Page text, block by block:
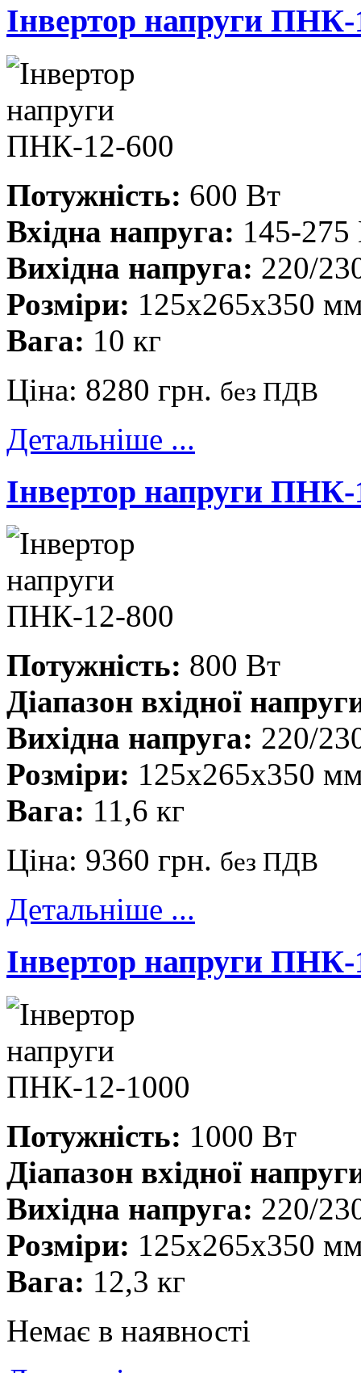
Інвертор напруги ПНК-
Потужність: 600 Вт
Вхідна напруга: 145-275
Вихідна напруга: 220/
Розміри: 125x265x350
Вага: 10 кг
Ціна: 8280 грн. без ПДВ
Детальніше ...
Інвертор напруги ПНК-
Потужність: 800 Вт
Діапазон вхідної
Вихідна напруга: 220/
Розміри: 125х265х350
Вага: 11,6 кг
Ціна: 9360 грн. без ПДВ
Детальніше ...
Інвертор напруги ПНК-
Потужність: 1000 Вт
Діапазон вхідної
Вихідна напруга: 220/
Розміри: 125x265x350
Вага: 12,3 кг
Немає в наявності